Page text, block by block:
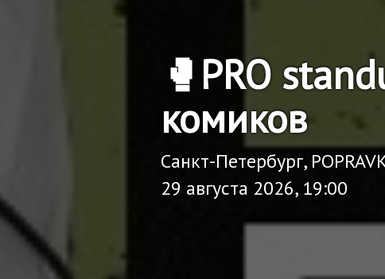
🥊PRO
комиков
Санкт-Петербург,
29 августа 2026, 19:00